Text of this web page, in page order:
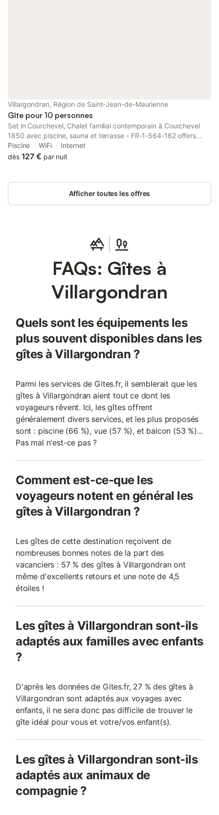
Villargondran, Région de Saint-Jean-de-Maurienne
Gîte pour 10 personnes
Set in Courchevel, Chalet familial contemporain à Courchevel
1850 avec piscine, sauna et terrasse - FR-1-564-162 offers
accommodation with a private pool.
Piscine WiFi
Internet
dès 127 € par nuit
Afficher toutes les offres
FAQs: Gîtes à
Villargondran
Quels sont les équipements les
plus souvent disponibles dans les
gîtes à Villargondran ?
Parmi les services de Gites.fr, il semblerait que les
gîtes à Villargondran aient tout ce dont les
voyageurs rêvent. Ici, les gîtes offrent
généralement divers services, et les plus proposés
sont : piscine (66 %), vue (57 %), et balcon (53 %)...
Pas mal n'est-ce pas ?
Comment est-ce-que les
voyageurs notent en général les
gîtes à Villargondran ?
Les gîtes de cette destination reçoivent de
nombreuses bonnes notes de la part des
vacanciers : 57 % des gîtes à Villargondran ont
même d'excellents retours et une note de 4,5
étoiles !
Les gîtes à Villargondran sont-ils
adaptés aux familles avec enfants
?
D'après les données de Gites.fr, 27 % des gîtes à
Villargondran sont adaptés aux voyages avec
enfants, il ne sera donc pas difficile de trouver le
gîte idéal pour vous et votre/vos enfant(s).
Les gîtes à Villargondran sont-ils
adaptés aux animaux de
compagnie ?